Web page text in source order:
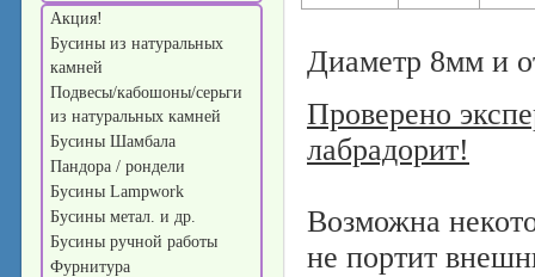
Акция!
Бусины из натуральных
камней
Подвесы/кабошоны/серьги
из натуральных камней
Бусины Шамбала
Пандора / рондели
Бусины Lampwork
Бусины метал. и др.
Бусины ручной работы
Фурнитура
Диаметр 8мм и
Проверено
лабрадорит!
Возможна
не портит